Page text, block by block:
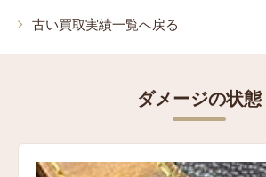
モノグラム・キャンバス
古い買取実績一覧へ戻る
ダメージの状態